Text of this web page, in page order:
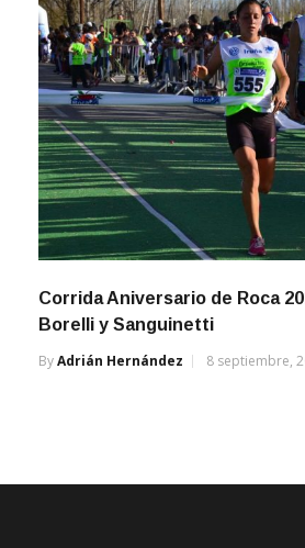
Borelli y Sanguinetti
ByAdrián Hernández 8 septiembre,